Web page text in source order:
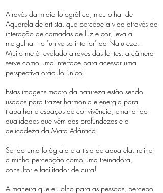
Através da mídia fotográfica, meu olhar de
Aquarela de artista, que percebe a vida através da
interação de camadas de luz e cor, leva a
mergulhar no "universo interior" da Natureza.
Muito me é revelado através das lentes, a câmera
serve como uma interface para acessar uma
perspectiva oráculo único.
Estas imagens macro da natureza estão sendo
usados ​​para trazer harmonia e energia para
trabalhar e espaços de convivência, emanando
qualidades que vêm das profundezas e a
delicadeza da Mata Atlântica.
Sendo uma fotógrafa e artista de aquarela, refinei
a minha percepção como uma treinadora,
consultor e facilitador de cura!
A maneira que eu olho para as pessoas, percebo